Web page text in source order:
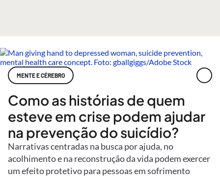
MENTE E CÉREBRO
Como as histórias de quem
esteve em crise podem ajudar
na prevenção do suicídio?
Narrativas centradas na busca por ajuda, no
acolhimento e na reconstrução da vida podem exercer
um efeito protetivo para pessoas em sofrimento